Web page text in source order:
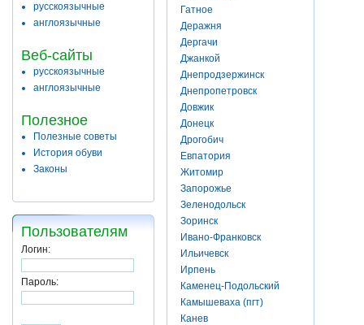
русскоязычные
англоязычные
Веб-сайты
русскоязычные
англоязычные
Полезное
Полезные советы
История обуви
Законы
Пользователям
Логин:
Пароль:
Гатное
Деражня
Дергачи
Джанкой
Днепродзержинск
Днепропетровск
Довжик
Донецк
Дрогобич
Евпатория
Житомир
Запорожье
Зеленодольск
Зоринск
Ивано-Франковск
Ильичевск
Ирпень
Каменец-Подольский
Камышеваха (пгт)
Канев